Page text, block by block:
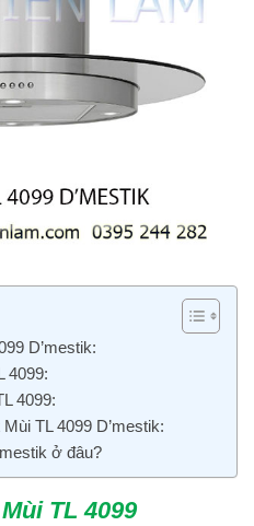
D’mestik:
4099:
4099:
TL 4099 D’mestik:
ở đâu?
TL 4099